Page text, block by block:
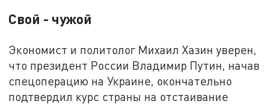
Свой - чужой
Экономист и политолог Михаил Хазин уверен,
что президент России Владимир Путин, начав
спецоперацию на Украине, окончательно
подтвердил курс страны на отстаивание